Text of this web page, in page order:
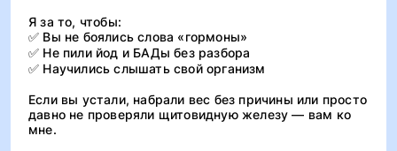
Я за то, чтобы:
✅ Вы не боялись слова «гормоны»
✅ Не пили йод и БАДы без разбора
✅ Научились слышать свой организм
Если вы устали, набрали вес без причины или просто
давно не проверяли щитовидную железу — вам ко
мне.